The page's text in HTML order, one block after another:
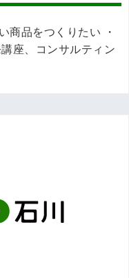
商品をつくりたい ・
座、コンサルティン